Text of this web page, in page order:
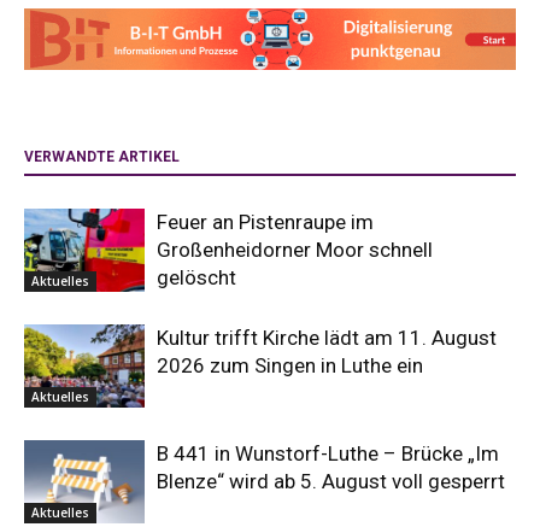
VERWANDTE ARTIKEL
Aktuelles
Feuer an Pistenraupe im
Großenheidorner Moor schnell
gelöscht
Aktuelles
Kultur trifft Kirche lädt am 11. August
2026 zum Singen in Luthe ein
Aktuelles
B 441 in Wunstorf-Luthe – Brücke „Im
Blenze“ wird ab 5. August voll gesperrt